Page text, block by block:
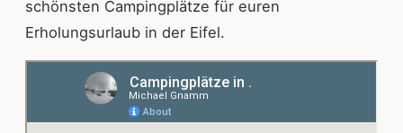
schönsten Campingplätze für euren
Erholungsurlaub in der Eifel.